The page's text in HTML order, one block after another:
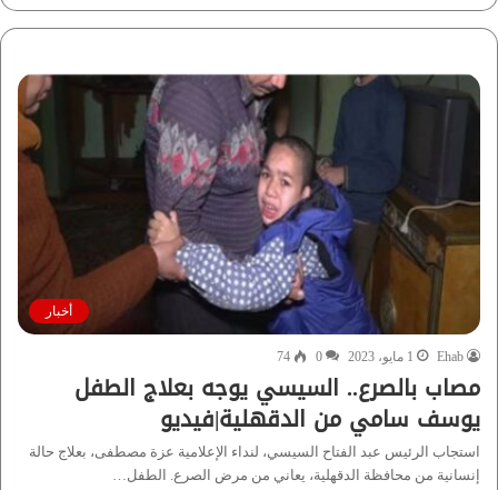
أخبار
Ehab 1 مايو، 2023 0
74
مصاب بالصرع.. السيسي يوجه بعلاج الطفل
يوسف سامي من الدقهلية|فيديو
استجاب الرئيس عبد الفتاح السيسي، لنداء الإعلامية عزة مصطفى، بعلاج حالة
إنسانية من محافظة الدقهلية، يعاني من مرض الصرع. الطفل…